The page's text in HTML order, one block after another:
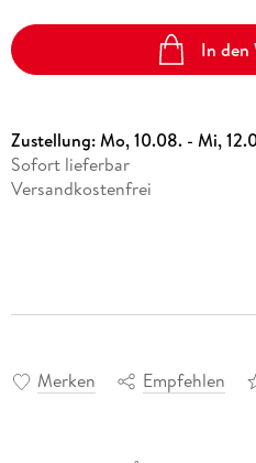
In den
Zustellung:Mo, 10.08. - Mi,
Sofort lieferbar
Versandkostenfrei
Merken Empfehlen